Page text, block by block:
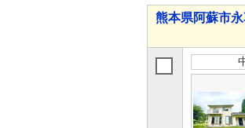
熊本県阿蘇市